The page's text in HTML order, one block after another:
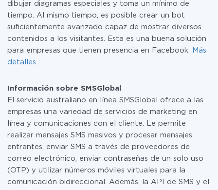
dibujar diagramas especiales y toma un mínimo de
tiempo. Al mismo tiempo, es posible crear un bot
suficientemente avanzado capaz de mostrar diversos
contenidos a los visitantes. Esta es una buena solución
para empresas que tienen presencia en Facebook.
Más
detalles
Información sobre SMSGlobal
El servicio australiano en línea SMSGlobal ofrece a las
empresas una variedad de servicios de marketing en
línea y comunicaciones con el cliente. Le permite
realizar mensajes SMS masivos y procesar mensajes
entrantes, enviar SMS a través de proveedores de
correo electrónico, enviar contraseñas de un solo uso
(OTP) y utilizar números móviles virtuales para la
comunicación bidireccional. Además, la API de SMS y el